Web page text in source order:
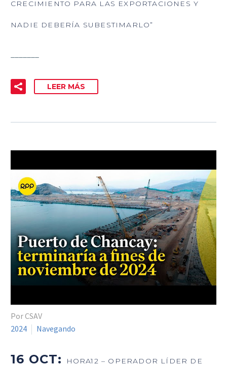
CRECIMIENTO PARA LAS EXPORTACIONES Y
NADIE DEBERÍA SUBESTIMARLO”
LEER MÁS
Por CSAV
2024
Navegando
16 OCT: HORA12 – OPERADOR LÍDER DE